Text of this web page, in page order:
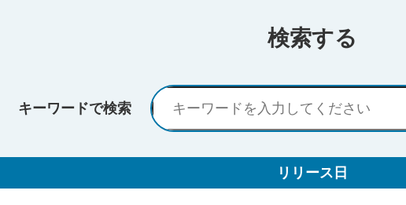
検索する
キーワードで検索
リリース日